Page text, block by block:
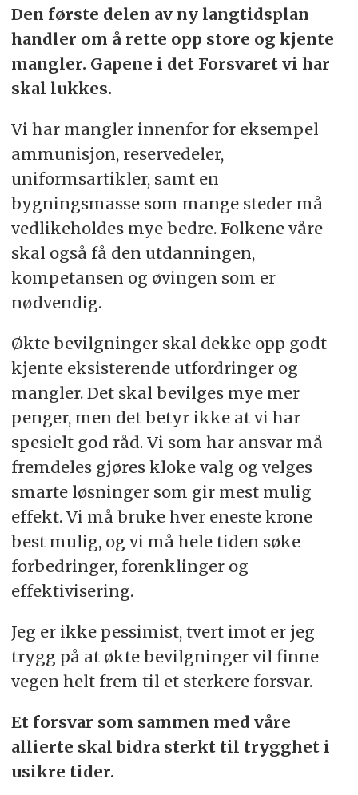
Den første delen av ny langtidsplan
handler om å rette opp store og kjente
mangler. Gapene i det Forsvaret vi har
skal lukkes.
Vi har mangler innenfor for eksempel
ammunisjon, reservedeler,
uniformsartikler, samt en
bygningsmasse som mange steder må
vedlikeholdes mye bedre. Folkene våre
skal også få den utdanningen,
kompetansen og øvingen som er
nødvendig.
Økte bevilgninger skal dekke opp godt
kjente eksisterende utfordringer og
mangler. Det skal bevilges mye mer
penger, men det betyr ikke at vi har
spesielt god råd. Vi som har ansvar må
fremdeles gjøres kloke valg og velges
smarte løsninger som gir mest mulig
effekt. Vi må bruke hver eneste krone
best mulig, og vi må hele tiden søke
forbedringer, forenklinger og
effektivisering.
Jeg er ikke pessimist, tvert imot er jeg
trygg på at økte bevilgninger vil finne
vegen helt frem til et sterkere forsvar.
Et forsvar som sammen med våre
allierte skal bidra sterkt til trygghet i
usikre tider.